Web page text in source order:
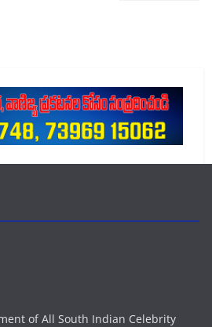
of All South Indian Celebrity